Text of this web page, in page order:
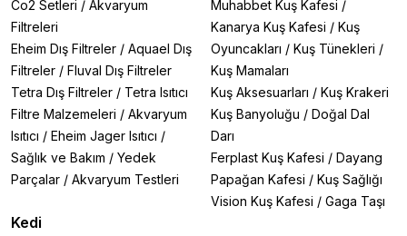
Co2 Setleri / Akvaryum
Filtreleri
Eheim Dış Filtreler / Aquael Dış
Filtreler / Fluval Dış Filtreler
Tetra Dış Filtreler / Tetra Isıtıcı
Filtre Malzemeleri / Akvaryum
Isıtıcı / Eheim Jager Isıtıcı /
Sağlık ve Bakım / Yedek
Parçalar / Akvaryum Testleri
Kedi
Muhabbet Kuş Kafesi /
Kanarya Kuş Kafesi / Kuş
Oyuncakları / Kuş Tünekleri /
Kuş Mamaları
Kuş Aksesuarları / Kuş Krakeri
Kuş Banyoluğu / Doğal Dal
Darı
Ferplast Kuş Kafesi / Dayang
Papağan Kafesi / Kuş Sağlığı
Vision Kuş Kafesi / Gaga Taşı